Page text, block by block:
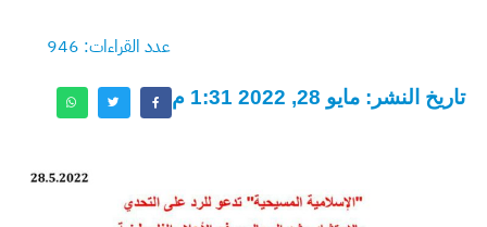
عدد القراءات: 946
تاريخ النشر: مايو 28, 2022 1:31 م